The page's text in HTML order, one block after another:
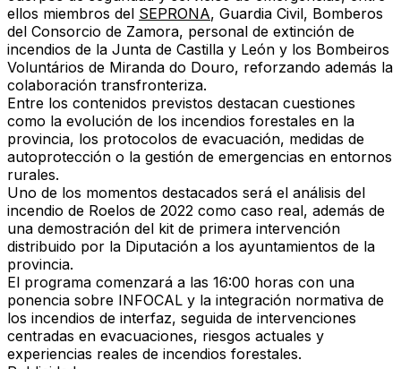
ellos miembros del SEPRONA, Guardia Civil, Bomberos
del Consorcio de Zamora, personal de extinción de
incendios de la Junta de Castilla y León y los Bombeiros
Voluntários de Miranda do Douro, reforzando además la
colaboración transfronteriza.
Entre los contenidos previstos destacan cuestiones
como la evolución de los incendios forestales en la
provincia, los protocolos de evacuación, medidas de
autoprotección o la gestión de emergencias en entornos
rurales.
Uno de los momentos destacados será el análisis del
incendio de Roelos de 2022 como caso real, además de
una demostración del kit de primera intervención
distribuido por la Diputación a los ayuntamientos de la
provincia.
El programa comenzará a las 16:00 horas con una
ponencia sobre INFOCAL y la integración normativa de
los incendios de interfaz, seguida de intervenciones
centradas en evacuaciones, riesgos actuales y
experiencias reales de incendios forestales.